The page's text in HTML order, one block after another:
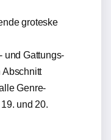
groteske
und Gattungs-
Abschnitt
Genre-
und 20.